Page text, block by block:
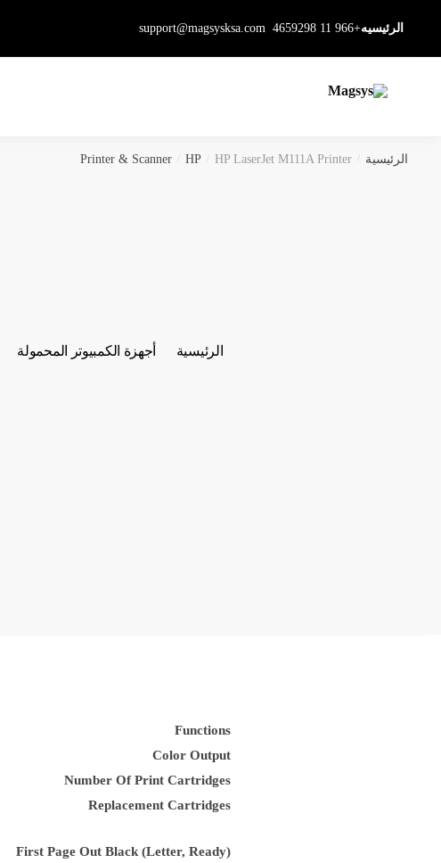
navigation
content
الرئيسيه+966 11 4659298
support@magsysksa.com
الرئيسية أجهزة الكمبيوتر المحمولة
الرئيسية Printer & Scanner HP HP LaserJet M111A Printer
Functions
Color Output
Number Of Print Cartridges
Replacement Cartridges
First Page Out Black (Letter, Ready)